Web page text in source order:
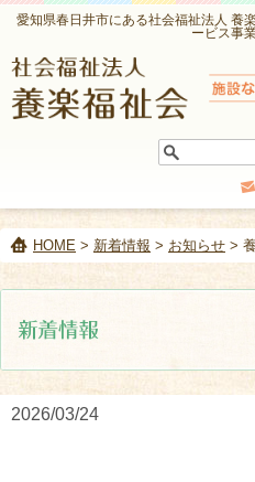
愛知県春日井市にある社会福祉法人 養
ービス事
HOME > 新着情報 > お知らせ > 養和
2026/03/24